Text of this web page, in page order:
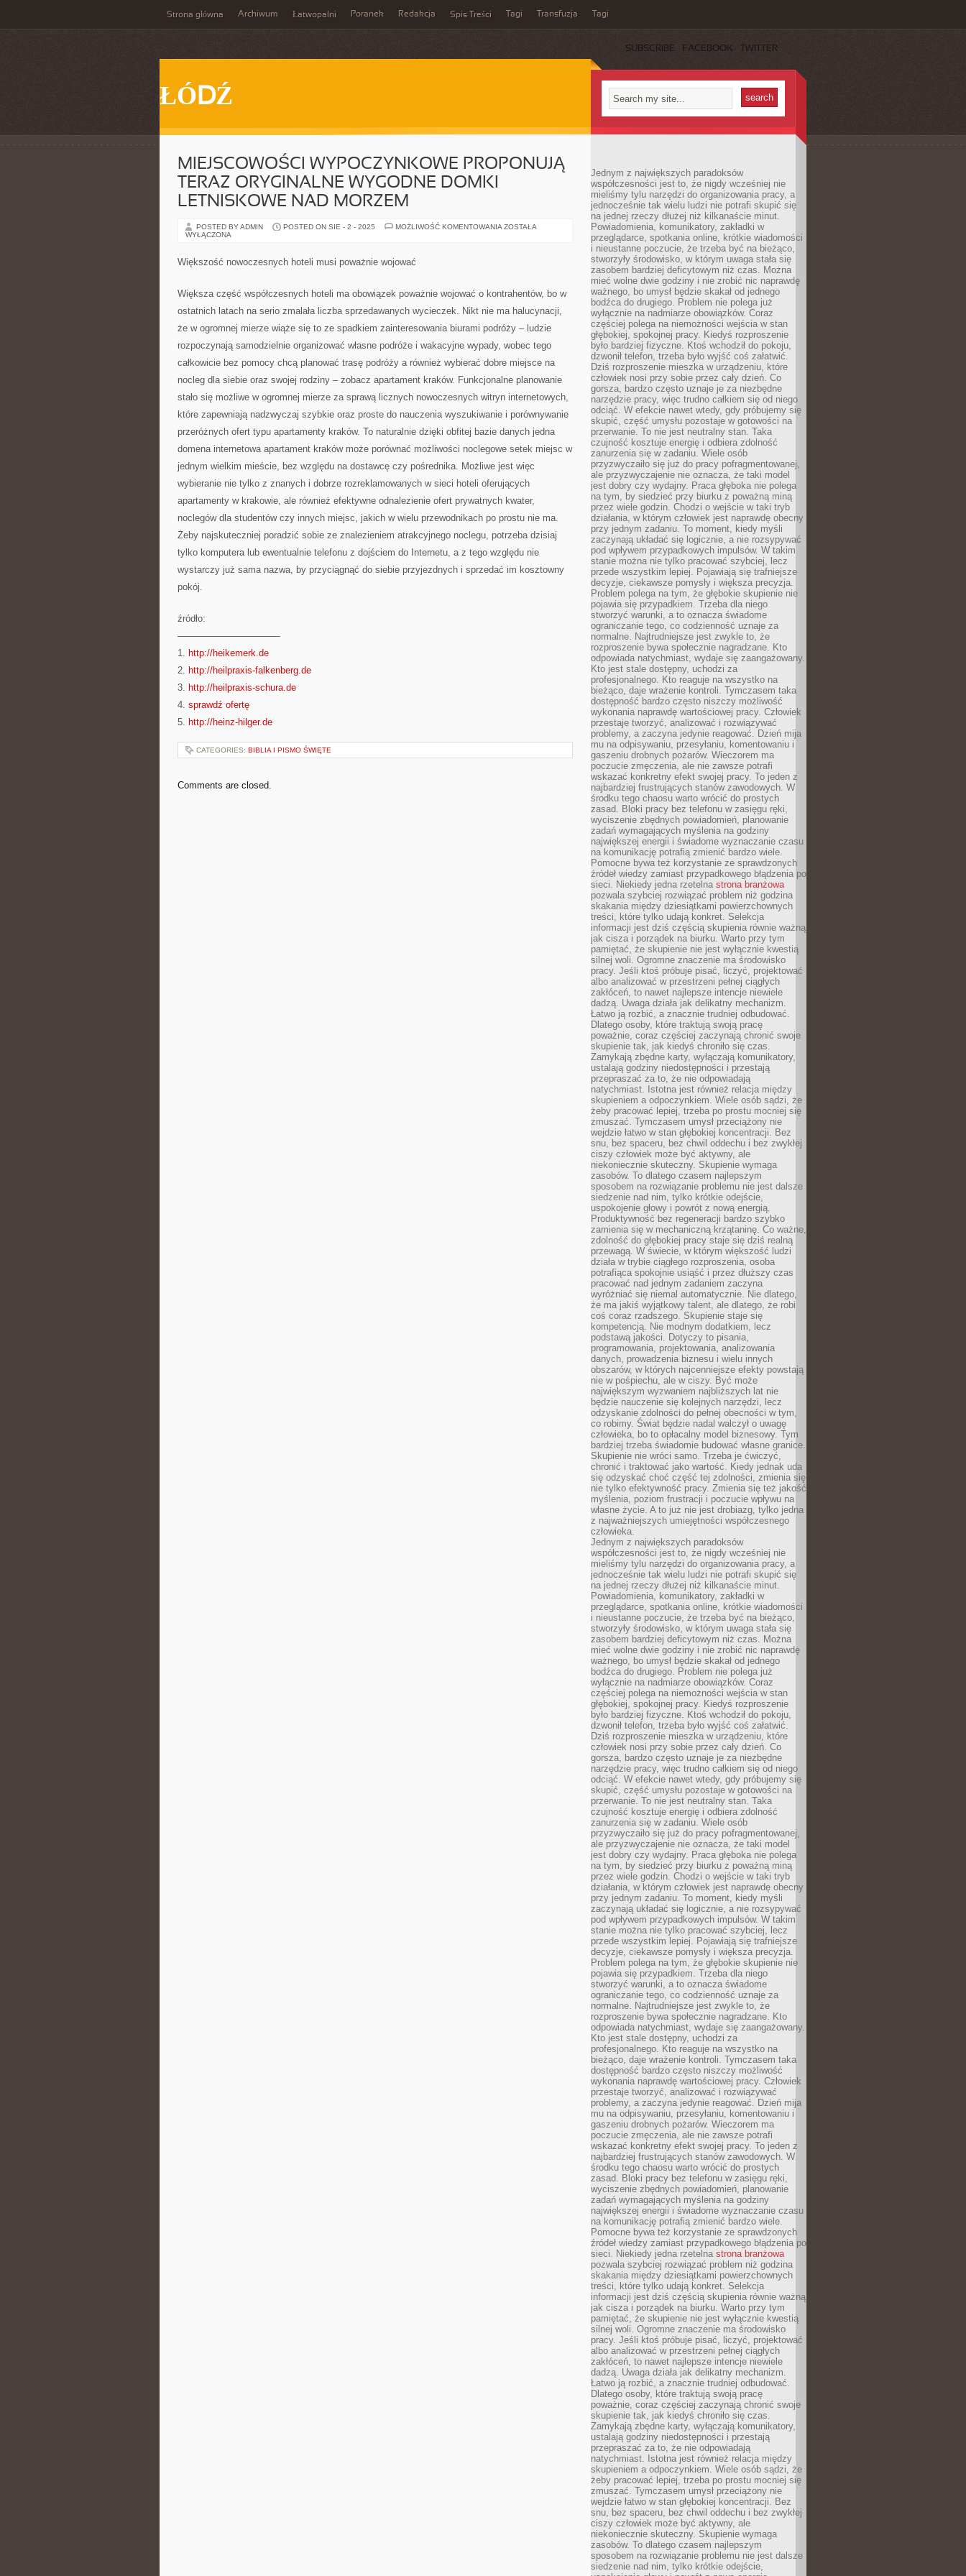
Strona główna Archiwum Łatwopalni Poranek Redakcja Spis Treści Tagi Transfuzja Tagi
SUBSCRIBE FACEBOOK TWITTER
ŁÓDŹ
MIEJSCOWOŚCI WYPOCZYNKOWE PROPONUJĄ
TERAZ ORYGINALNE WYGODNE DOMKI
LETNISKOWE NAD MORZEM
POSTED BY ADMIN POSTED ON SIE - 2 - 2025 MOŻLIWOŚĆ KOMENTOWANIA MIEJSCOWOŚCI
NAD
MORZEM
ZOSTAŁA
WYŁĄCZONA
Większość nowoczesnych hoteli musi poważnie wojować
Większa część współczesnych hoteli ma obowiązek poważnie wojować o kontrahentów, bo w
ostatnich latach na serio zmalała liczba sprzedawanych wycieczek. Nikt nie ma halucynacji,
że w ogromnej mierze wiąże się to ze spadkiem zainteresowania biurami podróży – ludzie
rozpoczynają samodzielnie organizować własne podróże i wakacyjne wypady, wobec tego
całkowicie bez pomocy chcą planować trasę podróży a również wybierać dobre miejsce na
nocleg dla siebie oraz swojej rodziny – zobacz apartament kraków. Funkcjonalne planowanie
stało się możliwe w ogromnej mierze za sprawą licznych nowoczesnych witryn internetowych,
które zapewniają nadzwyczaj szybkie oraz proste do nauczenia wyszukiwanie i porównywanie
przeróżnych ofert typu apartamenty kraków. To naturalnie dzięki obfitej bazie danych jedna
domena internetowa apartament kraków może porównać możliwości noclegowe setek miejsc w
jednym wielkim mieście, bez względu na dostawcę czy pośrednika. Możliwe jest więc
wybieranie nie tylko z znanych i dobrze rozreklamowanych w sieci hoteli oferujących
apartamenty w krakowie, ale również efektywne odnalezienie ofert prywatnych kwater,
noclegów dla studentów czy innych miejsc, jakich w wielu przewodnikach po prostu nie ma.
Żeby najskuteczniej poradzić sobie ze znalezieniem atrakcyjnego noclegu, potrzeba dzisiaj
tylko komputera lub ewentualnie telefonu z dojściem do Internetu, a z tego względu nie
wystarczy już sama nazwa, by przyciągnąć do siebie przyjezdnych i sprzedać im kosztowny
pokój.
źródło:
———————————
1. http://heikemerk.de
2. http://heilpraxis-falkenberg.de
3. http://heilpraxis-schura.de
4. sprawdź ofertę
5. http://heinz-hilger.de
CATEGORIES: BIBLIA I PISMO ŚWIĘTE
Comments are closed.
Jednym z największych paradoksów
współczesności jest to, że nigdy wcześniej nie
mieliśmy tylu narzędzi do organizowania pracy, a
jednocześnie tak wielu ludzi nie potrafi skupić się
na jednej rzeczy dłużej niż kilkanaście minut.
Powiadomienia, komunikatory, zakładki w
przeglądarce, spotkania online, krótkie wiadomości
i nieustanne poczucie, że trzeba być na bieżąco,
stworzyły środowisko, w którym uwaga stała się
zasobem bardziej deficytowym niż czas. Można
mieć wolne dwie godziny i nie zrobić nic naprawdę
ważnego, bo umysł będzie skakał od jednego
bodźca do drugiego. Problem nie polega już
wyłącznie na nadmiarze obowiązków. Coraz
częściej polega na niemożności wejścia w stan
głębokiej, spokojnej pracy. Kiedyś rozproszenie
było bardziej fizyczne. Ktoś wchodził do pokoju,
dzwonił telefon, trzeba było wyjść coś załatwić.
Dziś rozproszenie mieszka w urządzeniu, które
człowiek nosi przy sobie przez cały dzień. Co
gorsza, bardzo często uznaje je za niezbędne
narzędzie pracy, więc trudno całkiem się od niego
odciąć. W efekcie nawet wtedy, gdy próbujemy się
skupić, część umysłu pozostaje w gotowości na
przerwanie. To nie jest neutralny stan. Taka
czujność kosztuje energię i odbiera zdolność
zanurzenia się w zadaniu. Wiele osób
przyzwyczaiło się już do pracy pofragmentowanej,
ale przyzwyczajenie nie oznacza, że taki model
jest dobry czy wydajny. Praca głęboka nie polega
na tym, by siedzieć przy biurku z poważną miną
przez wiele godzin. Chodzi o wejście w taki tryb
działania, w którym człowiek jest naprawdę obecny
przy jednym zadaniu. To moment, kiedy myśli
zaczynają układać się logicznie, a nie rozsypywać
pod wpływem przypadkowych impulsów. W takim
stanie można nie tylko pracować szybciej, lecz
przede wszystkim lepiej. Pojawiają się trafniejsze
decyzje, ciekawsze pomysły i większa precyzja.
Problem polega na tym, że głębokie skupienie nie
pojawia się przypadkiem. Trzeba dla niego
stworzyć warunki, a to oznacza świadome
ograniczanie tego, co codzienność uznaje za
normalne. Najtrudniejsze jest zwykle to, że
rozproszenie bywa społecznie nagradzane. Kto
odpowiada natychmiast, wydaje się zaangażowany.
Kto jest stale dostępny, uchodzi za
profesjonalnego. Kto reaguje na wszystko na
bieżąco, daje wrażenie kontroli. Tymczasem taka
dostępność bardzo często niszczy możliwość
wykonania naprawdę wartościowej pracy. Człowiek
przestaje tworzyć, analizować i rozwiązywać
problemy, a zaczyna jedynie reagować. Dzień mija
mu na odpisywaniu, przesyłaniu, komentowaniu i
gaszeniu drobnych pożarów. Wieczorem ma
poczucie zmęczenia, ale nie zawsze potrafi
wskazać konkretny efekt swojej pracy. To jeden z
najbardziej frustrujących stanów zawodowych. W
środku tego chaosu warto wrócić do prostych
zasad. Bloki pracy bez telefonu w zasięgu ręki,
wyciszenie zbędnych powiadomień, planowanie
zadań wymagających myślenia na godziny
największej energii i świadome wyznaczanie czasu
na komunikację potrafią zmienić bardzo wiele.
Pomocne bywa też korzystanie ze sprawdzonych
źródeł wiedzy zamiast przypadkowego błądzenia po
sieci. Niekiedy jedna rzetelna strona branżowa
pozwala szybciej rozwiązać problem niż godzina
skakania między dziesiątkami powierzchownych
treści, które tylko udają konkret. Selekcja
informacji jest dziś częścią skupienia równie ważną
jak cisza i porządek na biurku. Warto przy tym
pamiętać, że skupienie nie jest wyłącznie kwestią
silnej woli. Ogromne znaczenie ma środowisko
pracy. Jeśli ktoś próbuje pisać, liczyć, projektować
albo analizować w przestrzeni pełnej ciągłych
zakłóceń, to nawet najlepsze intencje niewiele
dadzą. Uwaga działa jak delikatny mechanizm.
Łatwo ją rozbić, a znacznie trudniej odbudować.
Dlatego osoby, które traktują swoją pracę
poważnie, coraz częściej zaczynają chronić swoje
skupienie tak, jak kiedyś chroniło się czas.
Zamykają zbędne karty, wyłączają komunikatory,
ustalają godziny niedostępności i przestają
przepraszać za to, że nie odpowiadają
natychmiast. Istotna jest również relacja między
skupieniem a odpoczynkiem. Wiele osób sądzi, że
żeby pracować lepiej, trzeba po prostu mocniej się
zmuszać. Tymczasem umysł przeciążony nie
wejdzie łatwo w stan głębokiej koncentracji. Bez
snu, bez spaceru, bez chwil oddechu i bez zwykłej
ciszy człowiek może być aktywny, ale
niekoniecznie skuteczny. Skupienie wymaga
zasobów. To dlatego czasem najlepszym
sposobem na rozwiązanie problemu nie jest dalsze
siedzenie nad nim, tylko krótkie odejście,
uspokojenie głowy i powrót z nową energią.
Produktywność bez regeneracji bardzo szybko
zamienia się w mechaniczną krzątaninę. Co ważne,
zdolność do głębokiej pracy staje się dziś realną
przewagą. W świecie, w którym większość ludzi
działa w trybie ciągłego rozproszenia, osoba
potrafiąca spokojnie usiąść i przez dłuższy czas
pracować nad jednym zadaniem zaczyna
wyróżniać się niemal automatycznie. Nie dlatego,
że ma jakiś wyjątkowy talent, ale dlatego, że robi
coś coraz rzadszego. Skupienie staje się
kompetencją. Nie modnym dodatkiem, lecz
podstawą jakości. Dotyczy to pisania,
programowania, projektowania, analizowania
danych, prowadzenia biznesu i wielu innych
obszarów, w których najcenniejsze efekty powstają
nie w pośpiechu, ale w ciszy. Być może
największym wyzwaniem najbliższych lat nie
będzie nauczenie się kolejnych narzędzi, lecz
odzyskanie zdolności do pełnej obecności w tym,
co robimy. Świat będzie nadal walczył o uwagę
człowieka, bo to opłacalny model biznesowy. Tym
bardziej trzeba świadomie budować własne granice.
Skupienie nie wróci samo. Trzeba je ćwiczyć,
chronić i traktować jako wartość. Kiedy jednak uda
się odzyskać choć część tej zdolności, zmienia się
nie tylko efektywność pracy. Zmienia się też jakość
myślenia, poziom frustracji i poczucie wpływu na
własne życie. A to już nie jest drobiazg, tylko jedna
z najważniejszych umiejętności współczesnego
człowieka.
Jednym z największych paradoksów
współczesności jest to, że nigdy wcześniej nie
mieliśmy tylu narzędzi do organizowania pracy, a
jednocześnie tak wielu ludzi nie potrafi skupić się
na jednej rzeczy dłużej niż kilkanaście minut.
Powiadomienia, komunikatory, zakładki w
przeglądarce, spotkania online, krótkie wiadomości
i nieustanne poczucie, że trzeba być na bieżąco,
stworzyły środowisko, w którym uwaga stała się
zasobem bardziej deficytowym niż czas. Można
mieć wolne dwie godziny i nie zrobić nic naprawdę
ważnego, bo umysł będzie skakał od jednego
bodźca do drugiego. Problem nie polega już
wyłącznie na nadmiarze obowiązków. Coraz
częściej polega na niemożności wejścia w stan
głębokiej, spokojnej pracy. Kiedyś rozproszenie
było bardziej fizyczne. Ktoś wchodził do pokoju,
dzwonił telefon, trzeba było wyjść coś załatwić.
Dziś rozproszenie mieszka w urządzeniu, które
człowiek nosi przy sobie przez cały dzień. Co
gorsza, bardzo często uznaje je za niezbędne
narzędzie pracy, więc trudno całkiem się od niego
odciąć. W efekcie nawet wtedy, gdy próbujemy się
skupić, część umysłu pozostaje w gotowości na
przerwanie. To nie jest neutralny stan. Taka
czujność kosztuje energię i odbiera zdolność
zanurzenia się w zadaniu. Wiele osób
przyzwyczaiło się już do pracy pofragmentowanej,
ale przyzwyczajenie nie oznacza, że taki model
jest dobry czy wydajny. Praca głęboka nie polega
na tym, by siedzieć przy biurku z poważną miną
przez wiele godzin. Chodzi o wejście w taki tryb
działania, w którym człowiek jest naprawdę obecny
przy jednym zadaniu. To moment, kiedy myśli
zaczynają układać się logicznie, a nie rozsypywać
pod wpływem przypadkowych impulsów. W takim
stanie można nie tylko pracować szybciej, lecz
przede wszystkim lepiej. Pojawiają się trafniejsze
decyzje, ciekawsze pomysły i większa precyzja.
Problem polega na tym, że głębokie skupienie nie
pojawia się przypadkiem. Trzeba dla niego
stworzyć warunki, a to oznacza świadome
ograniczanie tego, co codzienność uznaje za
normalne. Najtrudniejsze jest zwykle to, że
rozproszenie bywa społecznie nagradzane. Kto
odpowiada natychmiast, wydaje się zaangażowany.
Kto jest stale dostępny, uchodzi za
profesjonalnego. Kto reaguje na wszystko na
bieżąco, daje wrażenie kontroli. Tymczasem taka
dostępność bardzo często niszczy możliwość
wykonania naprawdę wartościowej pracy. Człowiek
przestaje tworzyć, analizować i rozwiązywać
problemy, a zaczyna jedynie reagować. Dzień mija
mu na odpisywaniu, przesyłaniu, komentowaniu i
gaszeniu drobnych pożarów. Wieczorem ma
poczucie zmęczenia, ale nie zawsze potrafi
wskazać konkretny efekt swojej pracy. To jeden z
najbardziej frustrujących stanów zawodowych. W
środku tego chaosu warto wrócić do prostych
zasad. Bloki pracy bez telefonu w zasięgu ręki,
wyciszenie zbędnych powiadomień, planowanie
zadań wymagających myślenia na godziny
największej energii i świadome wyznaczanie czasu
na komunikację potrafią zmienić bardzo wiele.
Pomocne bywa też korzystanie ze sprawdzonych
źródeł wiedzy zamiast przypadkowego błądzenia po
sieci. Niekiedy jedna rzetelna strona branżowa
pozwala szybciej rozwiązać problem niż godzina
skakania między dziesiątkami powierzchownych
treści, które tylko udają konkret. Selekcja
informacji jest dziś częścią skupienia równie ważną
jak cisza i porządek na biurku. Warto przy tym
pamiętać, że skupienie nie jest wyłącznie kwestią
silnej woli. Ogromne znaczenie ma środowisko
pracy. Jeśli ktoś próbuje pisać, liczyć, projektować
albo analizować w przestrzeni pełnej ciągłych
zakłóceń, to nawet najlepsze intencje niewiele
dadzą. Uwaga działa jak delikatny mechanizm.
Łatwo ją rozbić, a znacznie trudniej odbudować.
Dlatego osoby, które traktują swoją pracę
poważnie, coraz częściej zaczynają chronić swoje
skupienie tak, jak kiedyś chroniło się czas.
Zamykają zbędne karty, wyłączają komunikatory,
ustalają godziny niedostępności i przestają
przepraszać za to, że nie odpowiadają
natychmiast. Istotna jest również relacja między
skupieniem a odpoczynkiem. Wiele osób sądzi, że
żeby pracować lepiej, trzeba po prostu mocniej się
zmuszać. Tymczasem umysł przeciążony nie
wejdzie łatwo w stan głębokiej koncentracji. Bez
snu, bez spaceru, bez chwil oddechu i bez zwykłej
ciszy człowiek może być aktywny, ale
niekoniecznie skuteczny. Skupienie wymaga
zasobów. To dlatego czasem najlepszym
sposobem na rozwiązanie problemu nie jest dalsze
siedzenie nad nim, tylko krótkie odejście,